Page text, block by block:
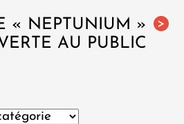
>
« NEPTUNIUM »
AU PUBLIC